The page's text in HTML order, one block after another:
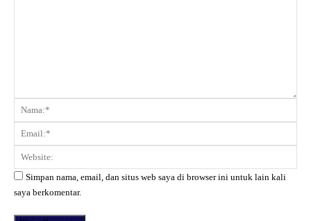
Komentar:
Simpan nama, email, dan situs web saya di browser ini untuk lain kali
saya berkomentar.